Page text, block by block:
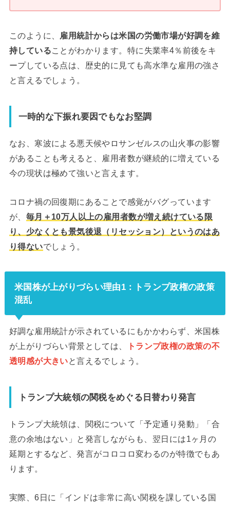
このように、 雇用統計からは米国の労働市場が好調を維
持していることがわかります。特に失業率4％前後をキ
ープしている点は、歴史的に見ても高水準な雇用の強さ
と言えるでしょう。
一時的な下振れ要因でもなお堅調
なお、寒波による悪天候やロサンゼルスの山火事の影響
があることも考えると、雇用者数が継続的に増えている
今の現状は極めて強いと言えます。
コロナ禍の回復期にあることで感覚がバグっています
が、 毎月＋10万人以上の雇用者数が増え続けている限
り、少なくとも景気後退（リセッション）というのはあ
り得ないでしょう。
米国株が上がりづらい理由1：トランプ政権の政策
混乱
好調な雇用統計が示されているにもかかわらず、米国株
が上がりづらい背景としては、
トランプ政権の政策の不
透明感が大きいと言えるでしょう。
トランプ大統領の関税をめぐる日替わり発言
トランプ大統領は、関税について「予定通り発動」「合
意の余地はない」と発言しながらも、翌日には1ヶ月の
延期とするなど、発言がコロコロ変わるのが特徴でもあ
ります。
実際、6日に「インドは非常に高い関税を課している国